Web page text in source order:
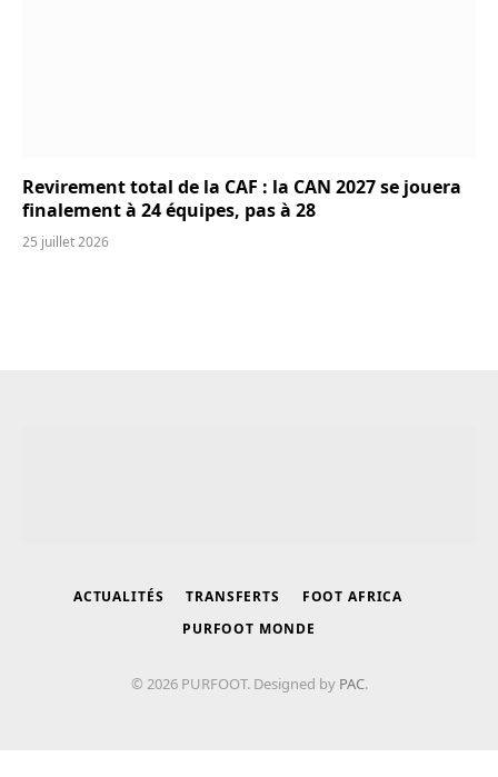
Revirement total de la CAF : la CAN 2027 se jouera
finalement à 24 équipes, pas à 28
25 juillet 2026
ACTUALITÉS TRANSFERTS
FOOT AFRICA
PURFOOT MONDE
© 2026 PURFOOT. Designed by PAC.